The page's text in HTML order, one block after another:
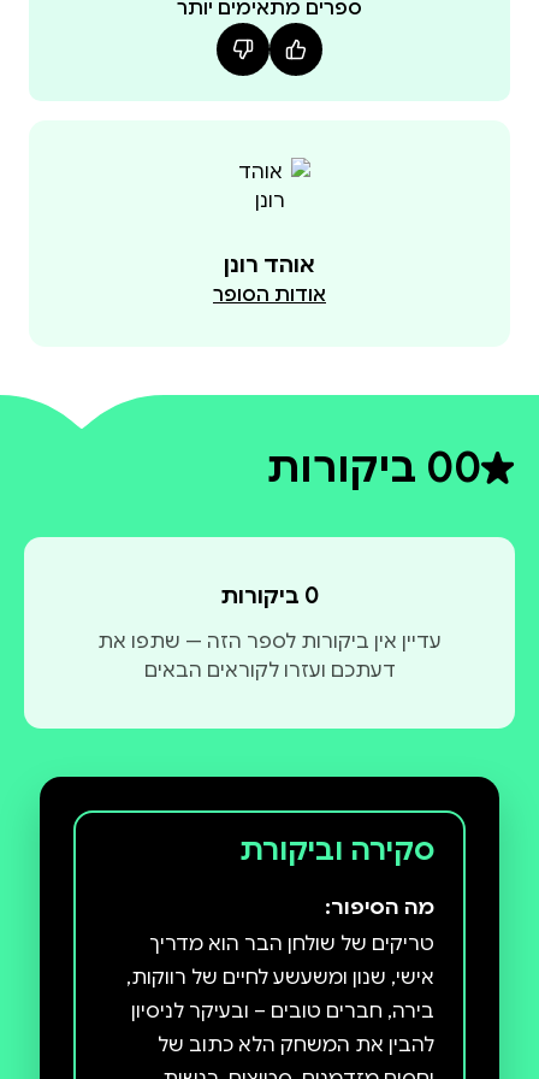
ספרים מתאימים יותר
אוהד רונן
אודות הסופר
0דירוג ממוצע 0 מתוך 5
0 ביקורות
0 ביקורות
עדיין אין ביקורות לספר הזה — שתפו את
דעתכם ועזרו לקוראים הבאים
סקירה וביקורת
מה הסיפור:
טריקים של שולחן הבר הוא מדריך
אישי, שנון ומשעשע לחיים של רווקות,
בירה, חברים טובים – ובעיקר לניסיון
להבין את המשחק הלא כתוב של